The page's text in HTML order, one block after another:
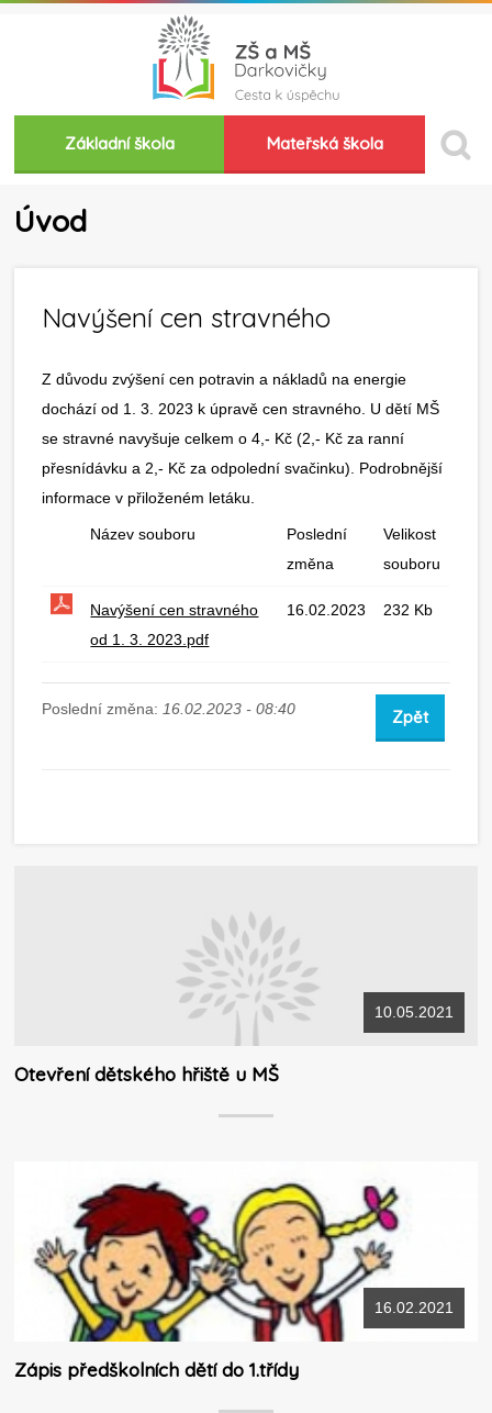
Základní škola Mateřská škola
Úvod
Navýšení cen stravného
Z důvodu zvýšení cen potravin a nákladů na energie
dochází od 1. 3. 2023 k úpravě cen stravného. U dětí MŠ
se stravné navyšuje celkem o 4,- Kč (2,- Kč za ranní
přesnídávku a 2,- Kč za odpolední svačinku). Podrobnější
informace v přiloženém letáku.
Název souboru
Poslední
změna
Velikost
souboru
Navýšení cen stravného
od 1. 3. 2023.pdf
16.02.2023 232 Kb
Poslední změna: 16.02.2023 - 08:40 Zpět
10.05.2021
Otevření dětského hřiště u MŠ
16.02.2021
Zápis předškolních dětí do 1.třídy